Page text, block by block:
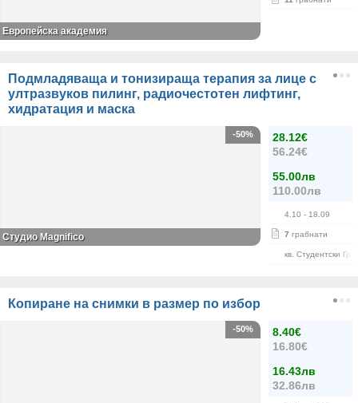
Европейска академия
Подмладяваща и тонизираща терапия за лице с
ултразвуков пилинг, радиочестотен лифтинг,
хидратация и маска
28.12€
56.24€
55.00лв
110.00лв
4.10 - 18.09
7 грабнати
кв. Студентски
-50%
Студио Magnifico
Копиране на снимки в размер по избор
8.40€
16.80€
16.43лв
32.86лв
-50%